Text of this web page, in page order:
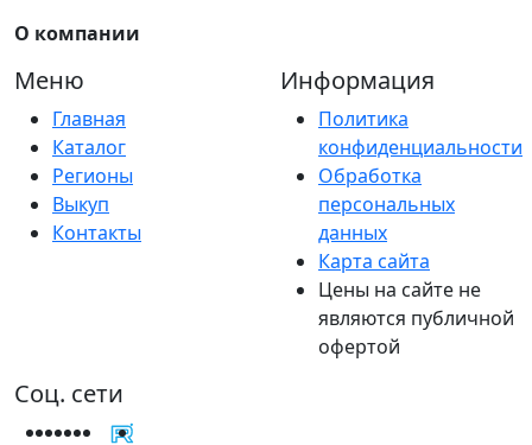
О компании
Меню
Главная
Каталог
Регионы
Выкуп
Контакты
Информация
Политика
конфиденциальности
Обработка
персональных
данных
Карта сайта
Цены на сайте не
являются публичной
офертой
Соц. сети